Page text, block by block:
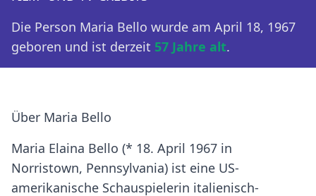
Die Person Maria Bello wurde am April 18, 1967
geboren und ist derzeit 57 Jahre alt.
Über Maria Bello
Maria Elaina Bello (* 18. April 1967 in
Norristown, Pennsylvania) ist eine US-
amerikanische Schauspielerin italienisch-